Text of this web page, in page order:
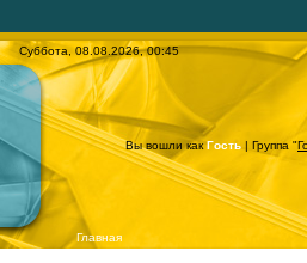
Суббота, 08.08.2026, 00:45
Вы вошли какГость | Группа "
Главная